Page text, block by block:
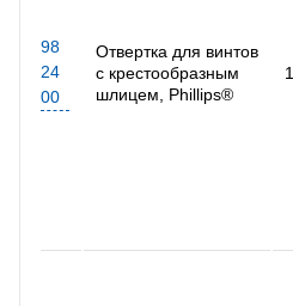
98
24
00
Отвертка для винтов
с крестообразным
шлицем, Phillips®
1